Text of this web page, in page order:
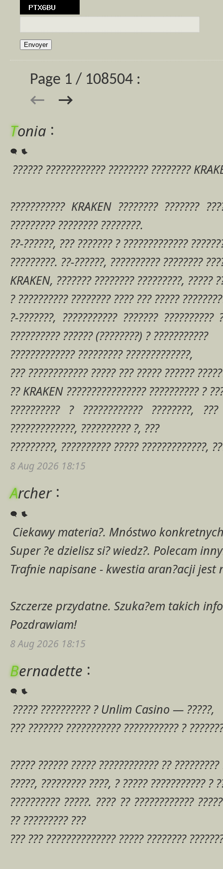
Page 1 / 108504 :
← →
Tonia :
?????? ???????????? ???????? ????????
??????????? KRAKEN ???????? ???????
????????? ???????? ????????.
??-??????, ??? ??????? ? ?????????????
?????????. ??-??????, ?????????? ????????
KRAKEN, ??????? ???????? ?????????, ?????
? ?????????? ???????? ???? ??? ?????
?-???????, ??????????? ??????? ??????????
?????????? ?????? (????????) ? ???????????
????????????? ????????? ?????????????,
??? ???????????? ????? ??? ????? ??????
?? KRAKEN ???????????????? ?????????? ?
?????????? ? ???????????? ????????,
?????????????, ?????????? ?, ???
?????????, ?????????? ????? ?????????????,
8 Aug 2026 18:15
Archer:
Ciekawy materia?. Mnóstwo
Super ?e dzielisz si? wiedz?. Polecam
Trafnie napisane - kwestia aran?acji jest
Szczerze przydatne. Szuka?em takich
Pozdrawiam!
8 Aug 2026 18:15
Bernadette :
????? ?????????? ? Unlim Casino — ?????,
??? ??????? ??????????? ??????????? ?
????? ?????? ????? ???????????? ??
?????, ????????? ????, ? ????? ??????????? ?
?????????? ?????. ???? ?? ????????????
?? ????????? ???
??? ??? ?????????????? ????? ????????